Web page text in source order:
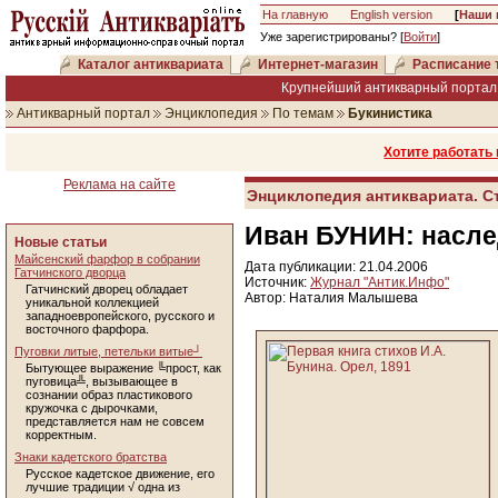
На главную English version [Наши
Уже зарегистрированы? [Войти]
Каталог антиквариата Интернет-магазин
Расписание
Крупнейший антикварный
Антикварный портал
Энциклопедия По темам Букинистика
Хотите
Реклама на сайте
Новые статьи
Майсенский фарфор в собрании
Гатчинского дворца
Гатчинский дворец обладает
уникальной коллекцией
западноевропейского, русского и
восточного фарфора.
Пуговки литые, петельки витые┘
Бытующее выражение ╚прост, как
пуговица╩, вызывающее в
сознании образ пластикового
кружочка с дырочками,
представляется нам не совсем
корректным.
Знаки кадетского братства
Русское кадетское движение, его
лучшие традиции √ одна из
Энциклопедия антиквариата.
Иван БУНИН:
Дата публикации: 21.04.2006
Источник: Журнал "Антик.Инфо"
Автор: Наталия Малышева